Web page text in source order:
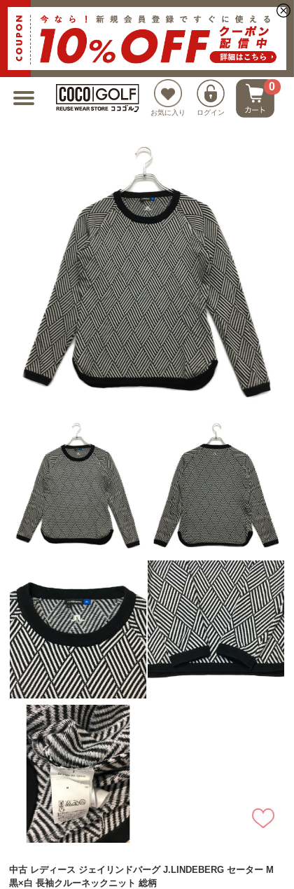
お気に入り ログイン
0
新規会員登録でクーポンプレゼント
中古 レディース ジェイリンドバーグ J.LINDEBERG セーター M
黒×白 長袖クルーネックニット 総柄